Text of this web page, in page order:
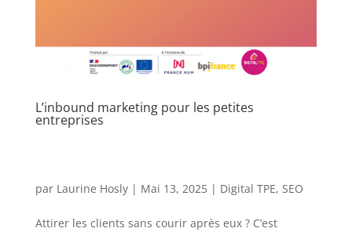
L’inbound marketing pour les petites
entreprises
par Laurine Hosly| Mai 13, 2025| Digital TPE, SEO
Attirer les clients sans courir après eux ? C’est